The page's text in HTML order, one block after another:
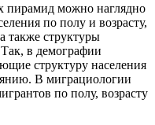
пирамид можно наглядно
по полу и возрасту,
также структуры
в демографии
структуру населения
В миграциологии
по полу, возрасту